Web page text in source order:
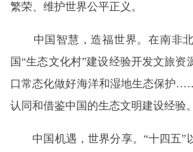
繁荣、维护世界公平正义。
中国智慧，造福世界。在南非北
国“生态文化村”建设经验开发文旅资
口常态化做好海洋和湿地生态保护
认同和借鉴中国的生态文明建设经验。
中国机遇，世界分享。“十四五”